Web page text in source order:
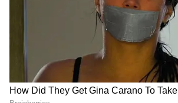
Related Articles
ಜೈಲು ಸೇರಿದ್ರೂ ಪ್ರೇಯಸಿ ಕೈಕೊಡಲಿಲ್ಲ; 3 ಕೊಲೆ
ಮಾಡಿದ್ರೂ ಅದೃಷ್ಟ ಕೈಬಿಡಲಿಲ್ಲ: ರಾಜ್ಯದಲ್ಲಿ